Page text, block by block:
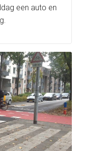
een auto en